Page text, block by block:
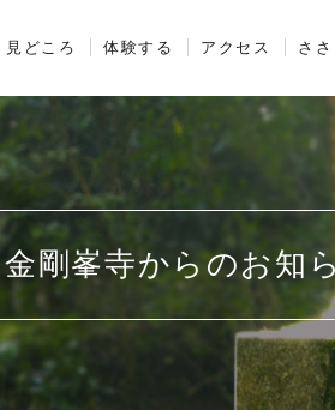
見どころ 体験する アクセス さ
金剛峯寺からのお知